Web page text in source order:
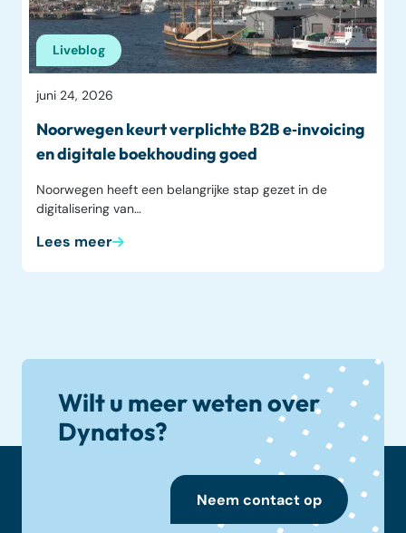
Liveblog
juni 24, 2026
Noorwegen keurt verplichte B2B e‑invoicing
en digitale boekhouding goed
Noorwegen heeft een belangrijke stap gezet in de
digitalisering van…
Lees meer
Wilt u meer weten over
Dynatos?
Neem contact op